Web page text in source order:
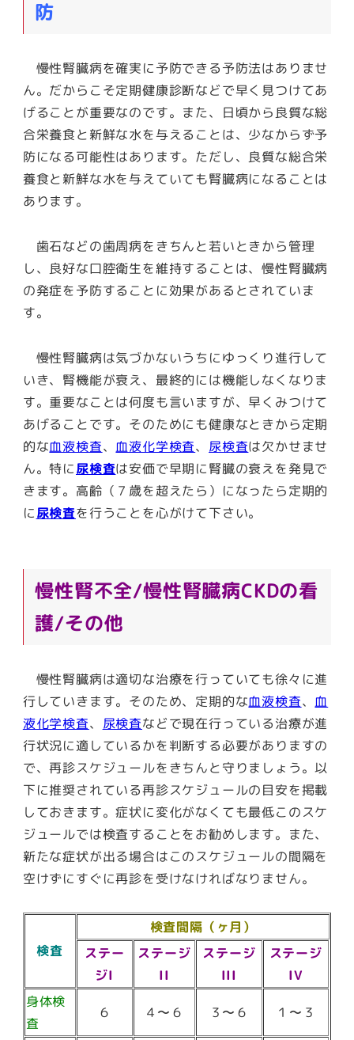
防
慢性腎臓病を確実に予防できる予防法はありませ
ん。だからこそ定期健康診断などで早く見つけてあ
げることが重要なのです。また、日頃から良質な総
合栄養食と新鮮な水を与えることは、少なからず予
防になる可能性はあります。ただし、良質な総合栄
養食と新鮮な水を与えていても腎臓病になることは
あります。
歯石などの歯周病をきちんと若いときから管理
し、良好な口腔衛生を維持することは、慢性腎臓病
の発症を予防することに効果があるとされていま
す。
慢性腎臓病は気づかないうちにゆっくり進行して
いき、腎機能が衰え、最終的には機能しなくなりま
す。重要なことは何度も言いますが、早くみつけて
あげることです。そのためにも健康なときから定期
的な血液検査、 血液化学検査、 尿検査は欠かせませ
ん。特に尿検査は安価で早期に腎臓の衰えを発見で
きます。高齢（７歳を超えたら）になったら定期的
に尿検査を行うことを心がけて下さい。
慢性腎不全/慢性腎臓病CKDの看
護/その他
慢性腎臓病は適切な治療を行っていても徐々に進
行していきます。そのため、定期的な血液検査、 血
液化学検査、 尿検査などで現在行っている治療が進
行状況に適しているかを判断する必要がありますの
で、再診スケジュールをきちんと守りましょう。以
下に推奨されている再診スケジュールの目安を掲載
しておきます。症状に変化がなくても最低このスケ
ジュールでは検査することをお勧めします。また、
新たな症状が出る場合はこのスケジュールの間隔を
空けずにすぐに再診を受けなければなりません。
検査
検査間隔（ヶ月）
ステー
ジI
ステージ
II
ステージ
III
ステージ
IV
身体検
査
６ ４〜６ ３〜６ １〜３